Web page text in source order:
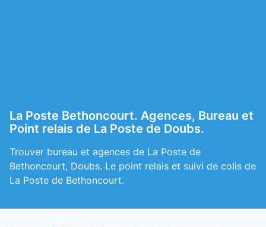
La Poste Bethoncourt. Agences, Bureau et
Point relais de La Poste de Doubs.
Trouver bureau et agences de La Poste de
Bethoncourt, Doubs. Le point relais et suivi de colis de
La Poste de Bethoncourt.